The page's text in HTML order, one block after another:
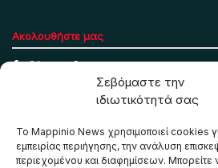
Σεβόμαστε την
ιδιωτικότητά σας
Το Mappinio News χρησιμοποιεί cookies
εμπειρίας περιήγησης, την ανάλυση
περιεχομένου και διαφημίσεων. Μπορείτε
Ακολουθήστε μας